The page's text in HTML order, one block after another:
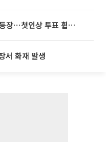
‘나솔사계’ 국화, 결별 후 재등장⋯첫인상 투표 휩쓸고 ‘인기녀’ 등극
서 화재 발생